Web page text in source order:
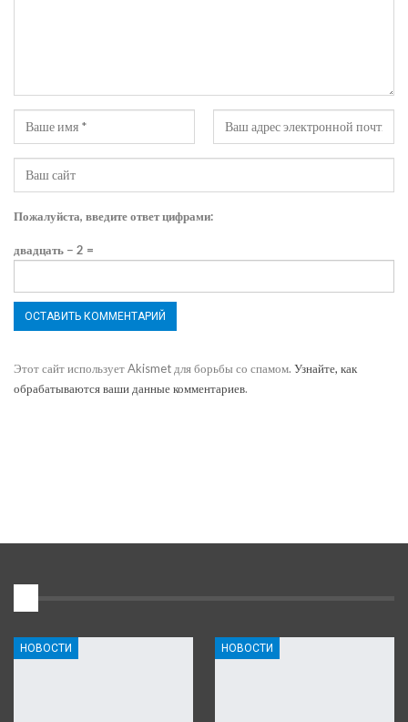
Пожалуйста, введите ответ цифрами:
двадцать − 2 =
Этот сайт использует Akismet для борьбы со спамом. Узнайте, как
обрабатываются ваши данные комментариев.
НОВОСТИ НОВОСТИ